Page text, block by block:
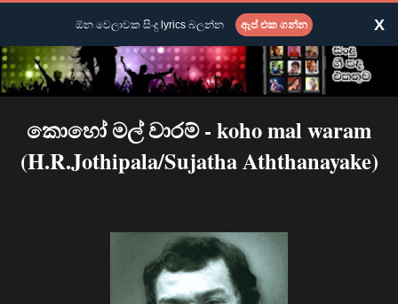
කොහෝ මල් වාරම් - koho mal waram
(H.R.Jothipala/Sujatha Aththanayake)
ඕන වෙලාවක සිංදු lyrics බලන්න ඇප් එක ගන්න X